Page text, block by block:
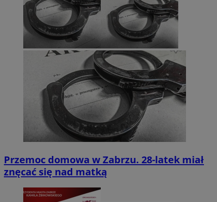
Przemoc domowa w Zabrzu. 28-latek miał
znęcać się nad matką